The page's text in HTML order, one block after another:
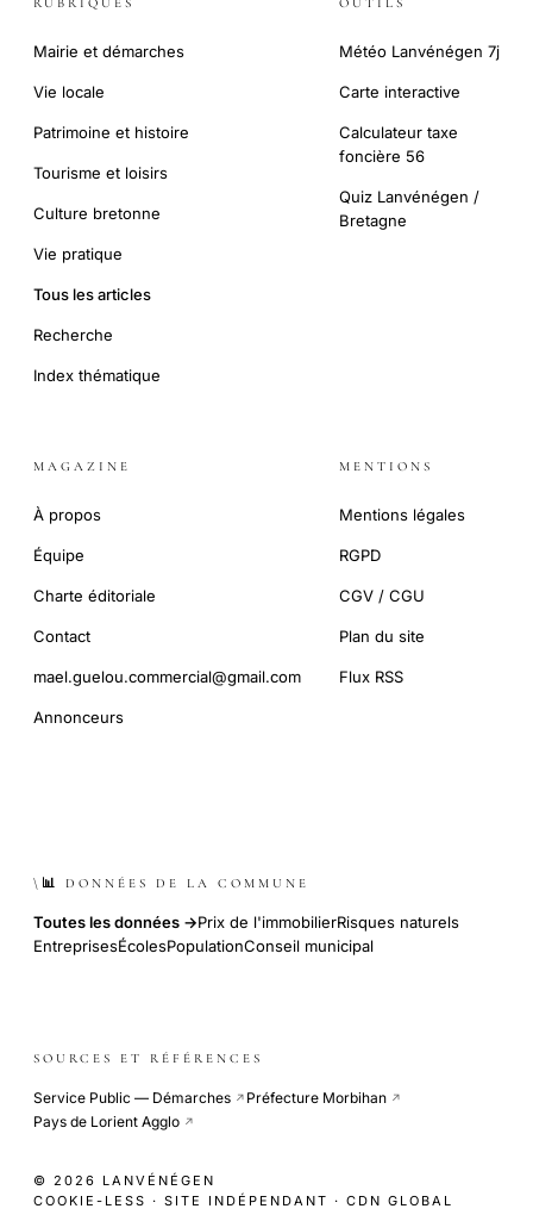
Mairie et démarches
Vie locale
Patrimoine et histoire
Tourisme et loisirs
Culture bretonne
Vie pratique
Tous les articles
Recherche
Index thématique
Météo Lanvénégen 7j
Carte interactive
Calculateur taxe
foncière 56
Quiz Lanvénégen /
Bretagne
MAGAZINE
À propos
Équipe
Charte éditoriale
Contact
mael.guelou.commercial@gmail.com
Annonceurs
MENTIONS
Mentions légales
RGPD
CGV / CGU
Plan du site
Flux RSS
\📊 DONNÉES DE LA COMMUNE
Toutes les données →Prix de l'immobilierRisques naturels
EntreprisesÉcolesPopulationConseil municipal
SOURCES ET RÉFÉRENCES
Service Public — Démarches ↗ Préfecture Morbihan ↗
Pays de Lorient Agglo ↗
© 2026 LANVÉNÉGEN
COOKIE-LESS · SITE INDÉPENDANT · CDN GLOBAL